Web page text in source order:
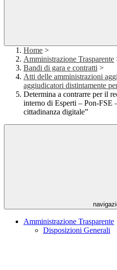
Home >
Amministrazione Trasparente
Bandi di gara e contratti >
Atti delle amministrazioni
aggiudicatori distintamente
Determina a contrarre per il
interno di Esperti – Pon-FSE
cittadinanza digitale”
Amministrazione Trasparente
Disposizioni Generali